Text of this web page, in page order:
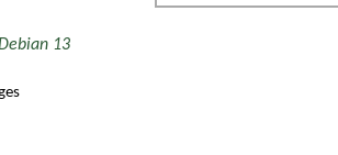
13
egyben tartalommal kapcsolatosan